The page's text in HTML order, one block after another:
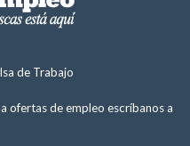
de Trabajo
ofertas de empleo escríbanos a